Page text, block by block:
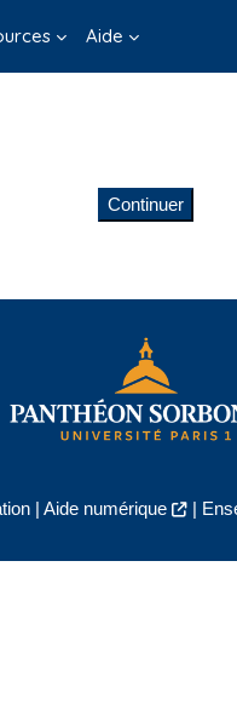
Aide
Continuer
| Aide numérique |